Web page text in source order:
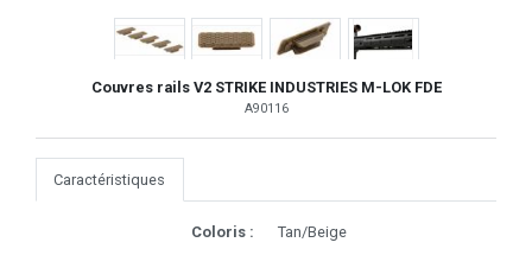
Couvres rails V2 STRIKE INDUSTRIES M-LOK FDE
A90116
Caractéristiques
Coloris : Tan/Beige